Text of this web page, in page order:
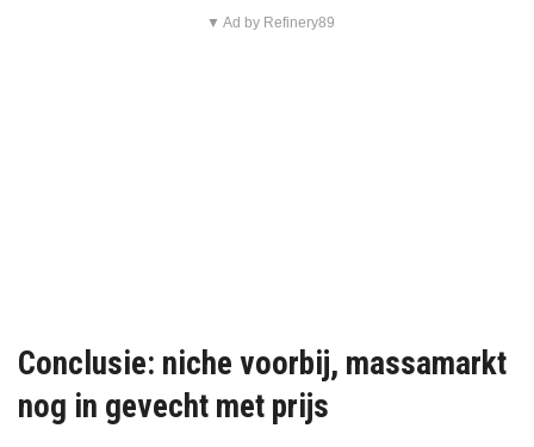
▼ Ad by Refinery89
Conclusie: niche voorbij, massamarkt
nog in gevecht met prijs